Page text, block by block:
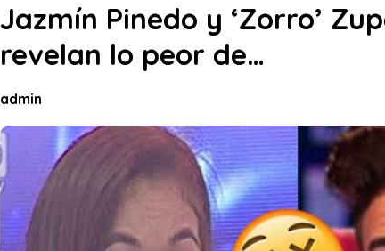
Jazmín Pinedo y ‘Zorro’
revelan lo peor de…
admin